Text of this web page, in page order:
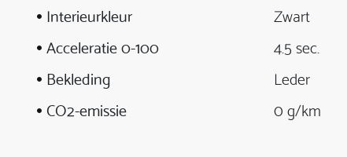
Interieurkleur
Zwart
Acceleratie 0-100
4.5 sec.
Bekleding
Leder
CO2-emissie
0 g/km